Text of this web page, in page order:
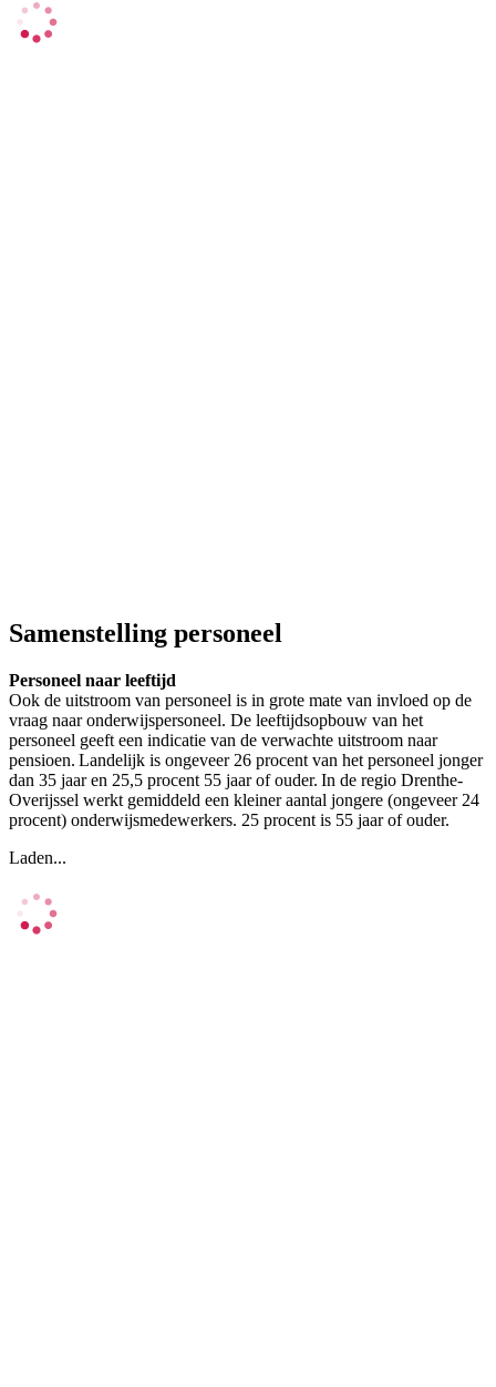
Samenstelling personeel
Personeel naar leeftijd
Ook de uitstroom van personeel is in grote mate van invloed op de
vraag naar onderwijspersoneel. De leeftijdsopbouw van het
personeel geeft een indicatie van de verwachte uitstroom naar
pensioen. Landelijk is ongeveer 26 procent van het personeel jonger
dan 35 jaar en 25,5 procent 55 jaar of ouder. In de regio Drenthe-
Overijssel werkt gemiddeld een kleiner aantal jongere (ongeveer 24
procent) onderwijsmedewerkers. 25 procent is 55 jaar of ouder.
Laden...